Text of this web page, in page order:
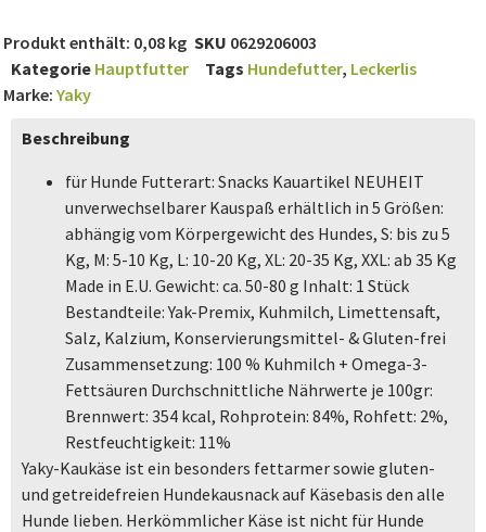
Produkt enthält: 0,08 kg SKU 0629206003
Kategorie Hauptfutter Tags Hundefutter, Leckerlis
Marke: Yaky
Beschreibung
für Hunde Futterart: Snacks Kauartikel NEUHEIT
unverwechselbarer Kauspaß erhältlich in 5 Größen:
abhängig vom Körpergewicht des Hundes, S: bis zu 5
Kg, M: 5-10 Kg, L: 10-20 Kg, XL: 20-35 Kg, XXL: ab 35 Kg
Made in E.U. Gewicht: ca. 50-80 g Inhalt: 1 Stück
Bestandteile: Yak-Premix, Kuhmilch, Limettensaft,
Salz, Kalzium, Konservierungsmittel- & Gluten-frei
Zusammensetzung: 100 % Kuhmilch + Omega-3-
Fettsäuren Durchschnittliche Nährwerte je 100gr:
Brennwert: 354 kcal, Rohprotein: 84%, Rohfett: 2%,
Restfeuchtigkeit: 11%
Yaky-Kaukäse ist ein besonders fettarmer sowie gluten-
und getreidefreien Hundekausnack auf Käsebasis den alle
Hunde lieben. Herkömmlicher Käse ist nicht für Hunde